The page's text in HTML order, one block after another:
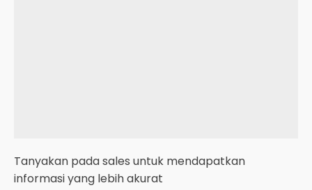
Tanyakan pada sales untuk mendapatkan
informasi yang lebih akurat